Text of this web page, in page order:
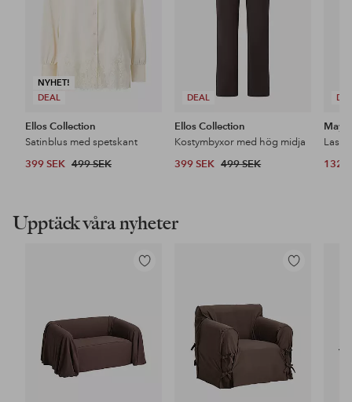
NYHET!
DEAL
Ellos Collection
Satinblus med spetskant
399 SEK 499 SEK
DEAL
Ellos Collection
Kostymbyxor med hög midja
399 SEK 499 SEK 132
Upptäck våra nyheter
Lägg
Lägg